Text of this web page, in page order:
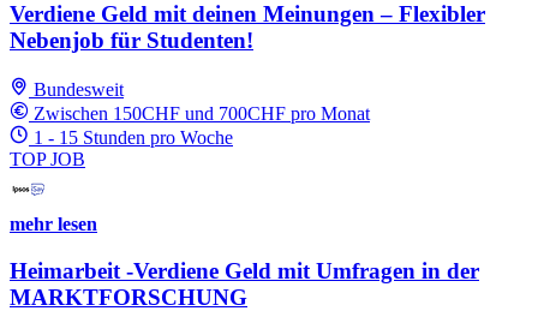
Verdiene Geld mit deinen Meinungen – Flexibler
Nebenjob für Studenten!
Bundesweit
Zwischen 150CHF und 700CHF pro Monat
1 - 15 Stunden pro Woche
TOP JOB
mehr lesen
Heimarbeit -Verdiene Geld mit Umfragen in der
MARKTFORSCHUNG